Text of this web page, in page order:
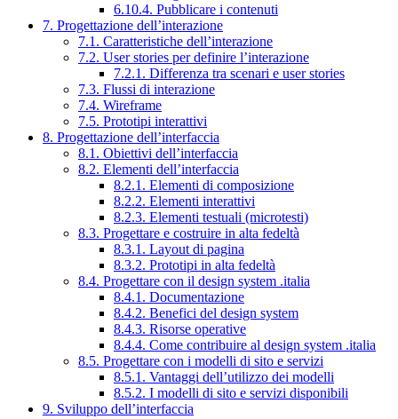
6.10.4. Pubblicare i contenuti
7. Progettazione dell’interazione
7.1. Caratteristiche dell’interazione
7.2. User stories per definire l’interazione
7.2.1. Differenza tra scenari e user stories
7.3. Flussi di interazione
7.4. Wireframe
7.5. Prototipi interattivi
8. Progettazione dell’interfaccia
8.1. Obiettivi dell’interfaccia
8.2. Elementi dell’interfaccia
8.2.1. Elementi di composizione
8.2.2. Elementi interattivi
8.2.3. Elementi testuali (microtesti)
8.3. Progettare e costruire in alta fedeltà
8.3.1. Layout di pagina
8.3.2. Prototipi in alta fedeltà
8.4. Progettare con il design system .italia
8.4.1. Documentazione
8.4.2. Benefici del design system
8.4.3. Risorse operative
8.4.4. Come contribuire al design system .italia
8.5. Progettare con i modelli di sito e servizi
8.5.1. Vantaggi dell’utilizzo dei modelli
8.5.2. I modelli di sito e servizi disponibili
9. Sviluppo dell’interfaccia